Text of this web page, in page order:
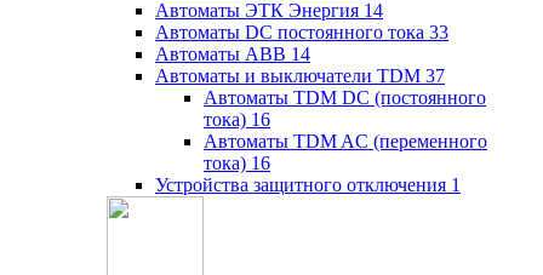
Автоматы ЭТК Энергия 14
Автоматы DC постоянного тока 33
Автоматы ABB 14
Автоматы и выключатели TDM 37
Автоматы TDM DC (постоянного
тока) 16
Автоматы TDM AC (переменного
тока) 16
Устройства защитного отключения 1